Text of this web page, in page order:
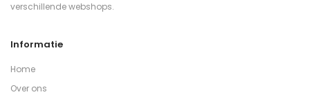
verschillende webshops.
Informatie
Home
Over ons